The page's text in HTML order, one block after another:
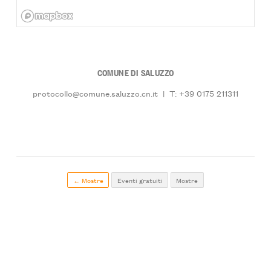
COMUNE DI SALUZZO
protocollo@comune.saluzzo.cn.it | T: +39 0175 211311
← Mostre Eventi gratuiti Mostre